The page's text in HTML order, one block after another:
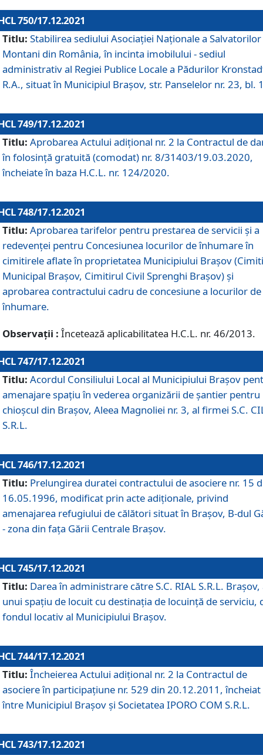
750/17.12.2021
Titlu: Stabilirea sediului Asociației Naționale a Salvatorilor
Montani din România, în incinta imobilului - sediul
administrativ al Regiei Publice Locale a Pădurilor
R.A., situat în Municipiul Braşov, str. Panselelor nr. 23, bl.
749/17.12.2021
Titlu: Aprobarea Actului adițional nr. 2 la Contractul de
în folosință gratuită (comodat) nr. 8/31403/19.03.2020,
încheiate în baza H.C.L. nr. 124/2020.
748/17.12.2021
Titlu: Aprobarea tarifelor pentru prestarea de servicii şi a
redevenţei pentru Concesiunea locurilor de înhumare în
cimitirele aflate în proprietatea Municipiului Braşov
Municipal Braşov, Cimitirul Civil Sprenghi Braşov) şi
aprobarea contractului cadru de concesiune a locurilor de
înhumare.
Observații : Încetează aplicabilitatea H.C.L. nr. 46/2013.
747/17.12.2021
Titlu: Acordul Consiliului Local al Municipiului Braşov
amenajare spațiu în vederea organizării de șantier pentru
chioșcul din Brașov, Aleea Magnoliei nr. 3, al firmei S.C.
S.R.L.
746/17.12.2021
Titlu: Prelungirea duratei contractului de asociere nr. 15
16.05.1996, modificat prin acte adiționale, privind
amenajarea refugiului de călători situat în Brașov, B-dul
- zona din faţa Gării Centrale Brașov.
745/17.12.2021
Titlu: Darea în administrare către S.C. RIAL S.R.L. Brașov,
unui spațiu de locuit cu destinația de locuință de serviciu,
fondul locativ al Municipiului Brașov.
744/17.12.2021
Titlu: Încheierea Actului adițional nr. 2 la Contractul de
asociere în participațiune nr. 529 din 20.12.2011, încheiat
între Municipiul Brașov și Societatea IPORO COM S.R.L.
743/17.12.2021